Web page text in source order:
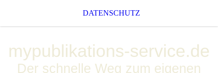
DATENSCHUTZ
mypublikations-service.de
Der schnelle Weg zum eigenen